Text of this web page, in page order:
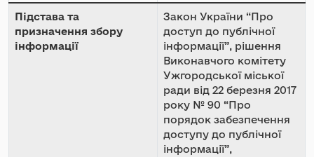
Підстава та
призначення збору
інформації
Закон України “Про
доступ до публічної
інформації”, рішення
Виконавчого комітету
Ужгородської міської
ради від 22 березня 2017
року № 90 “Про
порядок забезпечення
доступу до публічної
інформації”,